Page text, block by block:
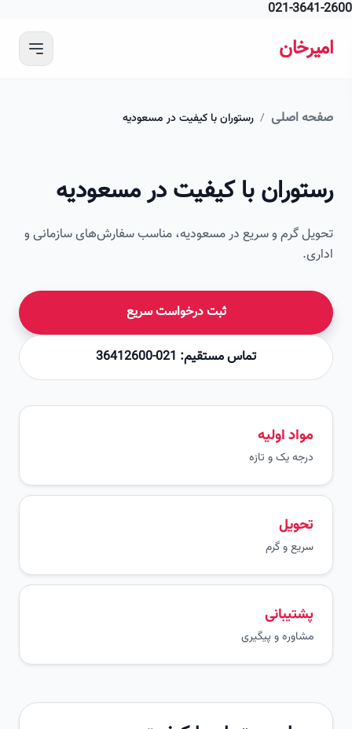
021-
اصلی / رستوران با کیفیت در مسعودیه
با کیفیت در مسعودیه
گرم و سریع در مسعودیه، مناسب سفارش‌های سازمانی و
ثبت درخواست سریع
تماس مستقیم: 021-36412600
مواد اولیه
درجه یک و تازه
سریع و گرم
پشتیبانی
مشاوره و پیگیری
تصویر این صفحه به زودی اضافه می‌شود